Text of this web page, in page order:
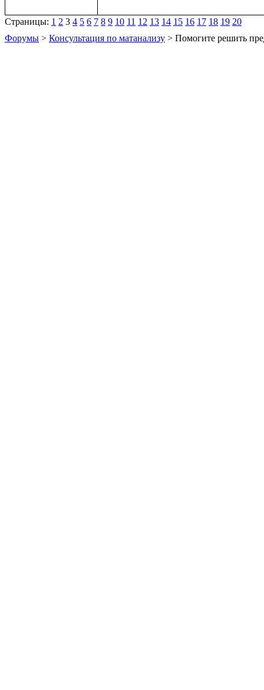
Страницы: 1 2 3 4 5 6 7 8 9 10 11 12 13 14 15 16 17 18 19 20
Форумы > Консультация по матанализу > Помогите решить